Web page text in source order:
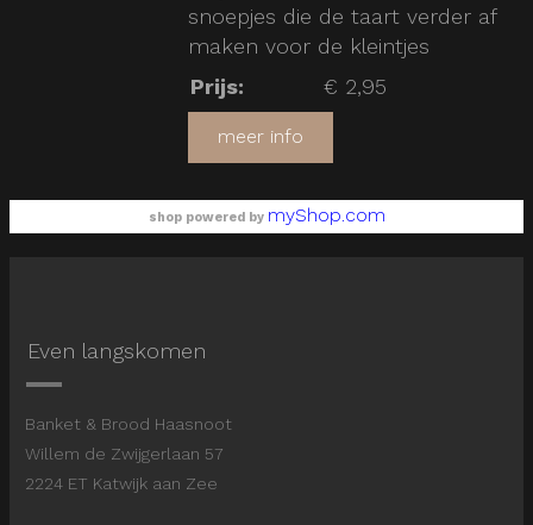
snoepjes die de taart verder af
maken voor de kleintjes
Prijs: € 2,95
meer info
shop powered by myShop.com
Even langskomen
Banket & Brood Haasnoot
Willem de Zwijgerlaan 57
2224 ET Katwijk aan Zee